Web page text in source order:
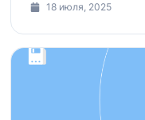
18 июля, 2025